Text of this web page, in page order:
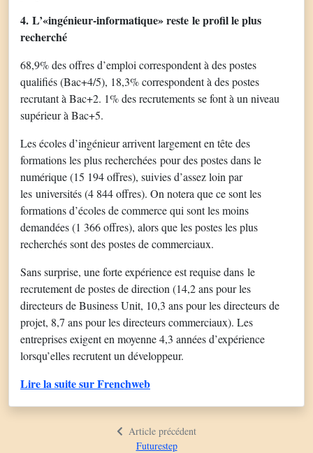
4. L’«ingénieur-informatique» reste le profil le plus
recherché
68,9% des offres d’emploi correspondent à des postes
qualifiés (Bac+4/5), 18,3% correspondent à des postes
recrutant à Bac+2. 1% des recrutements se font à un niveau
supérieur à Bac+5.
Les écoles d’ingénieur arrivent largement en tête des
formations les plus recherchées pour des postes dans le
numérique (15 194 offres), suivies d’assez loin par
les universités (4 844 offres). On notera que ce sont les
formations d’écoles de commerce qui sont les moins
demandées (1 366 offres), alors que les postes les plus
recherchés sont des postes de commerciaux.
Sans surprise, une forte expérience est requise dans le
recrutement de postes de direction (14,2 ans pour les
directeurs de Business Unit, 10,3 ans pour les directeurs de
projet, 8,7 ans pour les directeurs commerciaux). Les
entreprises exigent en moyenne 4,3 années d’expérience
lorsqu’elles recrutent un développeur.
Lire la suite sur Frenchweb
Article précédent
Futurestep